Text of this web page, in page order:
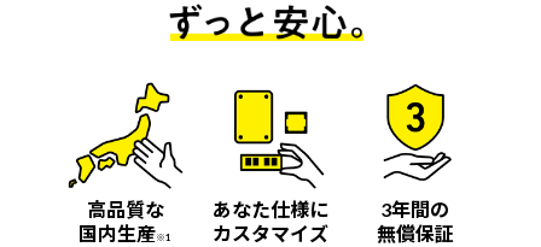
高品質な
国内生産※1
あなた仕様に
カスタマイズ
3年間の
無償保証